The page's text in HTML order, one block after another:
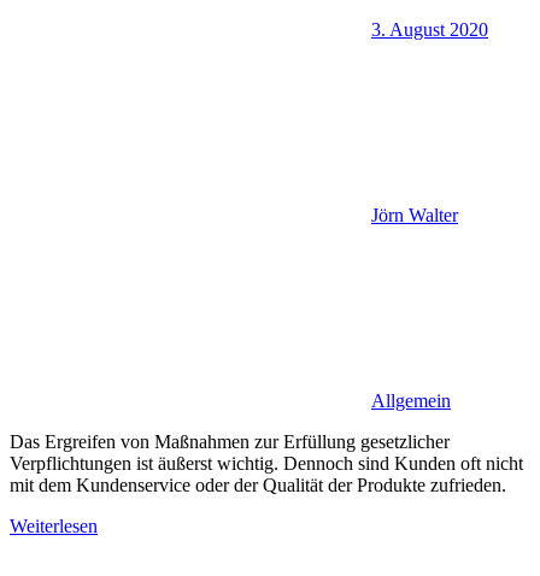
3. August 2020
Jörn Walter
Allgemein
Das Ergreifen von Maßnahmen zur Erfüllung gesetzlicher
Verpflichtungen ist äußerst wichtig. Dennoch sind Kunden oft nicht
mit dem Kundenservice oder der Qualität der Produkte zufrieden.
Weiterlesen